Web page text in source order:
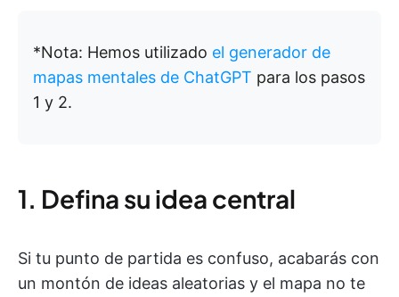
*Nota: Hemos utilizado el generador de
mapas mentales de ChatGPT para los pasos
1 y 2.
1. Defina su idea central
Si tu punto de partida es confuso, acabarás con
un montón de ideas aleatorias y el mapa no te